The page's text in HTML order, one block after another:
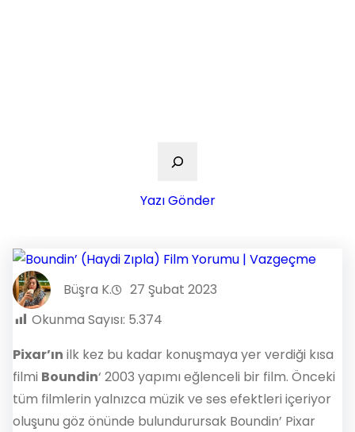
Ara
Yazı Gönder
Büşra K.
27 Şubat 2023
Okunma Sayısı: 5.374
Pixar’ın ilk kez bu kadar konuşmaya yer verdiği kısa
filmi Boundin‘ 2003 yapımı eğlenceli bir film. Önceki
tüm filmlerin yalnızca müzik ve ses efektleri içeriyor
oluşunu göz önünde bulundurursak Boundin’ Pixar